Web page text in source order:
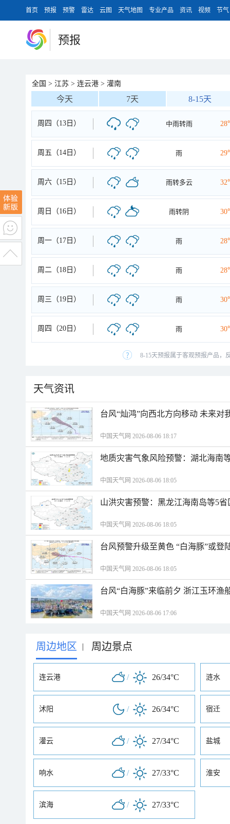
首页 预报 预警 雷达 云图 天气地图 专业产品 资讯 视频 节气
预报
全国 > 江苏 > 连云港 > 灌南
今天 7天 8-15天
周四（13日） 中雨转雨
周五（14日） 雨
周六（15日） 雨转多云
周日（16日） 雨转阴
周一（17日） 雨
周二（18日） 雨
周三（19日） 雨
周四（20日） 雨
8-15天预报属于客观预报产品，
天气资讯
台风“灿鸿”向西北方向移动 未来对
中国天气网 2026-08-06 18:17
地质灾害气象风险预警：湖北海南
中国天气网 2026-08-06 18:05
山洪灾害预警：黑龙江海南岛等5
中国天气网 2026-08-06 18:05
台风预警升级至黄色 “白海豚”或登
中国天气网 2026-08-06 18:05
台风“白海豚”来临前夕 浙江玉环渔
中国天气网 2026-08-06 17:06
周边地区 | 周边景点
连云港 / 26/34°C 涟水
沭阳 / 26/34°C 宿迁
灌云 / 27/34°C 盐城
响水 / 27/33°C 淮安
滨海 / 27/33°C